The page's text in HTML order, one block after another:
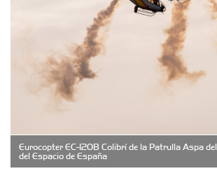
Casa Berta
Clima Castelar
CONSERVAS YAMASIRO
Cubanico´s - Cubanitos
Eurocopter EC-120B Colibrí de la Patrulla Aspa
del Espacio de España